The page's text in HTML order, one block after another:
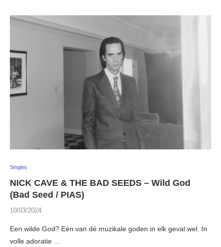
Singles
NICK CAVE & THE BAD SEEDS – Wild God
(Bad Seed / PIAS)
10/03/2024
Een wilde God? Eén van dé muzikale goden in elk geval wel. In
volle adoratie …